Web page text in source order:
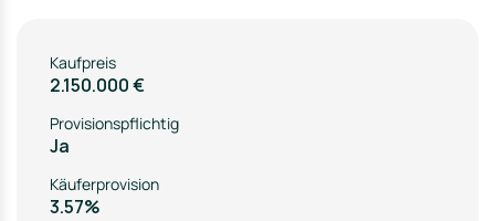
Kaufpreis
2.150.000 €
Provisionspflichtig
Ja
Käuferprovision
3.57%